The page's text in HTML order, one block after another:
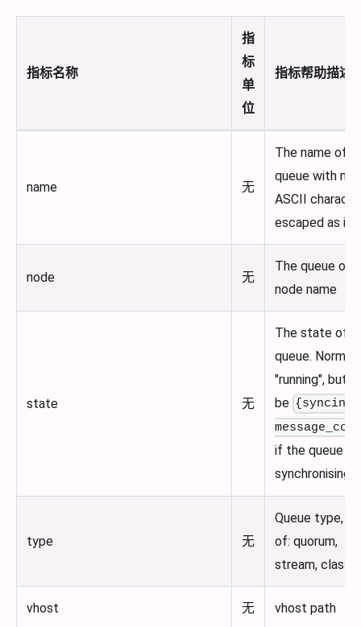
指标名称
指
标
单
位
指标帮助描述
name 无
The name of
queue with
ASCII
escaped as in
node 无
The queue on
node name
state 无
The state of
queue.
"running", but
be {syncing,
if the queue is
synchronising.
type 无
Queue type,
of: quorum,
stream,
vhost 无 vhost path